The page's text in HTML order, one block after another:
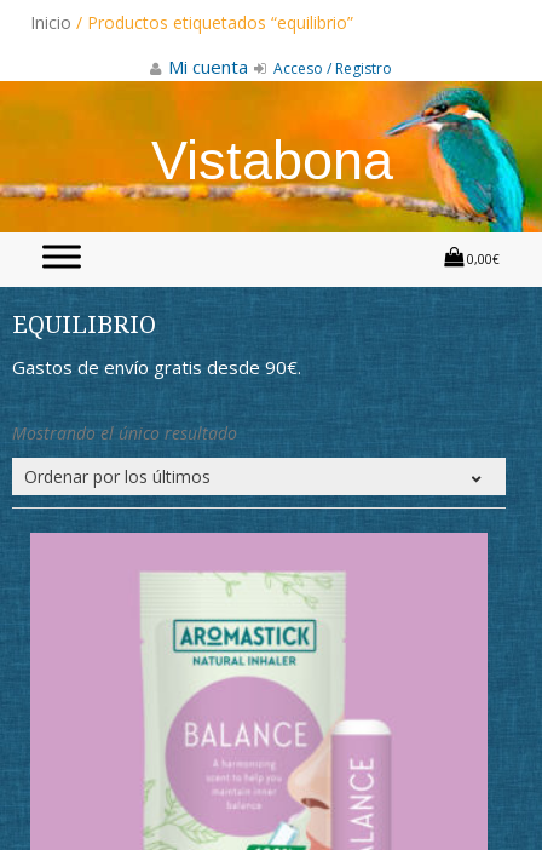
Inicio / Productos etiquetados “equilibrio”
Mi cuenta Acceso / Registro
Vistabona
0,00€
EQUILIBRIO
Gastos de envío gratis desde 90€.
Mostrando el único resultado